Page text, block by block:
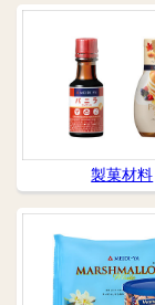
製菓材料